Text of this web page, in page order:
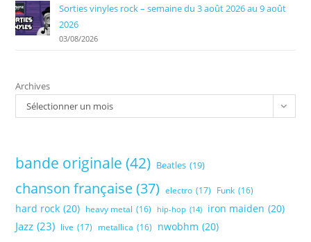
Sorties vinyles rock – semaine du 3 août 2026 au 9 août
2026
03/08/2026
Archives
Sélectionner un mois
bande originale (42) Beatles (19)
chanson française (37) electro (17) Funk (16)
hard rock (20) heavy metal (16) hip-hop (14) iron maiden (20)
Jazz (23) live (17) metallica (16) nwobhm (20)